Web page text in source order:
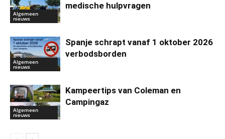
Algemeen
nieuws
medische hulpvragen
Algemeen
nieuws
Spanje schrapt vanaf 1 oktober 2026
verbodsborden
Algemeen
nieuws
Kampeertips van Coleman en
Campingaz